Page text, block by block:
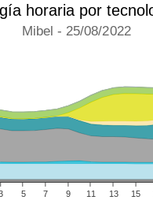
horaria por
Mibel - 25/08/2022
5 7 9 11 13 15